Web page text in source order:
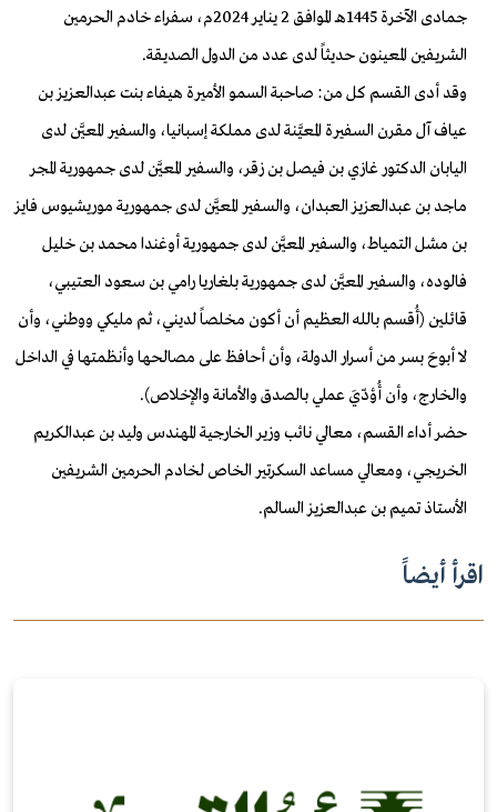
جمادى الآخرة 1445هـ الموافق 2 يناير 2024م، سفراء خادم الحرمين
الشريفين المعينون حديثاً لدى عدد من الدول الصديقة.
وقد أدى القسم كل من: صاحبة السمو الأميرة هيفاء بنت عبدالعزيز بن
عياف آل مقرن السفيرة المعيَّنة لدى مملكة إسبانيا، والسفير المعيَّن لدى
اليابان الدكتور غازي بن فيصل بن زقر، والسفير المعيَّن لدى جمهورية المجر
ماجد بن عبدالعزيز العبدان، والسفير المعيَّن لدى جمهورية موريشيوس فايز
بن مشل التمياط، والسفير المعيَّن لدى جمهورية أوغندا محمد بن خليل
فالوده، والسفير المعيَّن لدى جمهورية بلغاريا رامي بن سعود العتيبي،
قائلين (أُقسم بالله العظيم أن أكون مخلصاً لديني، ثم مليكي ووطني، وأن
لا أبوحَ بسر من أسرار الدولة، وأن أحافظ على مصالحها وأنظمتها في الداخل
والخارج، وأن أُؤدّيَ عملي بالصدق والأمانة والإخلاص).
حضر أداء القسم، معالي نائب وزير الخارجية المهندس وليد بن عبدالكريم
الخريجي، ومعالي مساعد السكرتير الخاص لخادم الحرمين الشريفين
الأستاذ تميم بن عبدالعزيز السالم.
اقرأ أيضاً